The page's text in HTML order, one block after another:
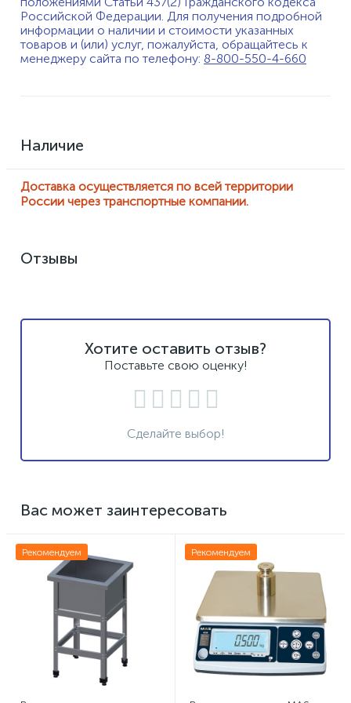
Российской Федерации. Для получения подробной
информации о наличии и стоимости указанных
товаров и (или) услуг, пожалуйста, обращайтесь к
менеджеру сайта по телефону: 8-800-550-4-660
Наличие
Доставка осуществляется по всей территории
России через транспортные компании.
Отзывы
Хотите оставить отзыв?
Поставьте свою оценку!
Сделайте выбор!
Вас может заинтересовать
Рекомендуем Рекомендуем